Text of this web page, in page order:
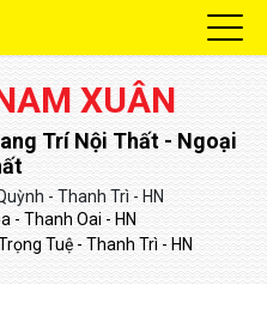
XUÂN
Trí Nội Thất - Ngoại
- Thanh Trì - HN
- Thanh Oai - HN
Tuệ - Thanh Trì - HN